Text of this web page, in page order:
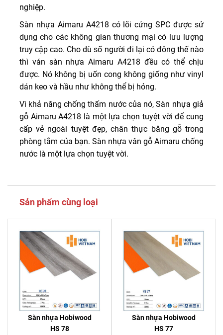
nghiệp.
Sàn nhựa Aimaru A4218 có lõi cứng SPC được sử
dụng cho các không gian thương mại có lưu lượng
truy cập cao. Cho dù số người đi lại có đông thế nào
thì ván sàn nhựa Aimaru A4218 đều có thể chịu
được. Nó không bị uốn cong không giống như vinyl
dán keo và hầu như không thể bị hỏng.
Vì khả năng chống thấm nước của nó, Sàn nhựa giả
gỗ Aimaru A4218 là một lựa chọn tuyệt vời để cung
cấp vẻ ngoài tuyệt đẹp, chân thực bằng gỗ trong
phòng tắm của bạn. Sàn nhựa vân gỗ Aimaru chống
nước là một lựa chọn tuyệt vời.
Sản phẩm cùng loại
Sàn nhựa Hobiwood
HS 78
Sàn nhựa Hobiwood
HS 77